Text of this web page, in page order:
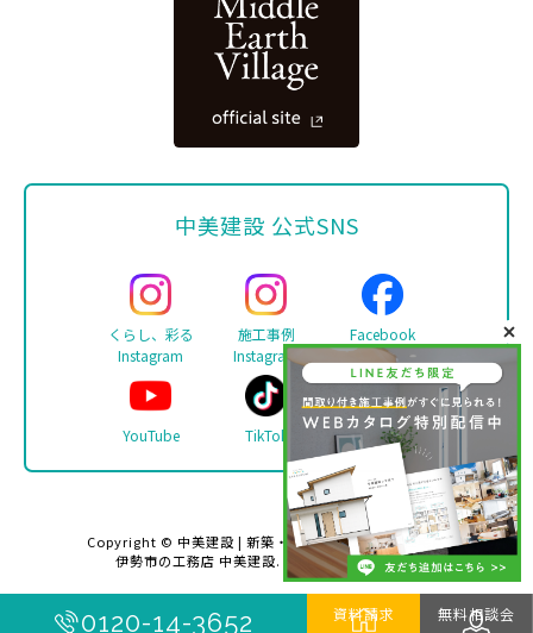
0120-14-3652 資料請求 無料相談会
中美建設 公式SNS
くらし、彩る
Instagram
施工事例
Instagram
Facebook
YouTube TikTok LINE
Copyright © 中美建設 | 新築・リフォーム・注文住宅は
伊勢市の工務店 中美建設. All rights reserved.